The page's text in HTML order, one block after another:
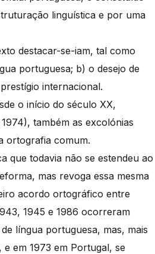
linguística e por uma
destacar-se-iam, tal como
portuguesa; b) o desejo de
internacional.
o início do século XX,
também as excolónias
ortografia comum.
que todavia não se estendeu ao
mas revoga essa mesma
acordo ortográfico entre
1945 e 1986 ocorreram
língua portuguesa, mas, mais
em 1973 em Portugal, se